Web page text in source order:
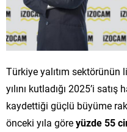
Türkiye yalıtım sektörünün
yılını kutladığı 2025’i
kaydettiği güçlü büyüme
önceki yıla göreyüzde 55